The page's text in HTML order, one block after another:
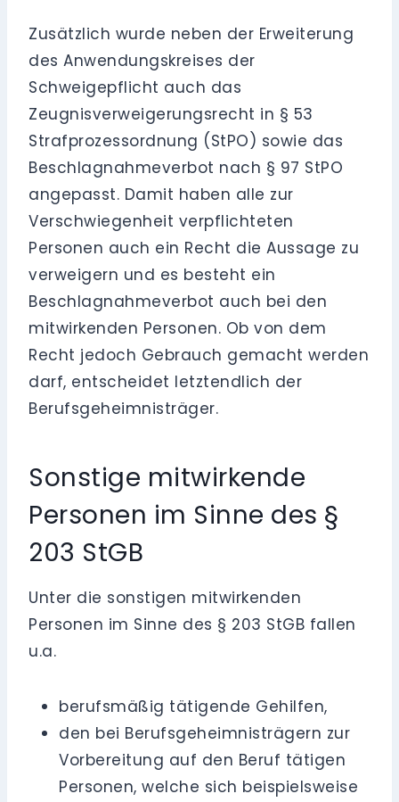
Zusätzlich wurde neben der Erweiterung
des Anwendungskreises der
Schweigepflicht auch das
Zeugnisverweigerungsrecht in § 53
Strafprozessordnung (StPO) sowie das
Beschlagnahmeverbot nach § 97 StPO
angepasst. Damit haben alle zur
Verschwiegenheit verpflichteten
Personen auch ein Recht die Aussage zu
verweigern und es besteht ein
Beschlagnahmeverbot auch bei den
mitwirkenden Personen. Ob von dem
Recht jedoch Gebrauch gemacht werden
darf, entscheidet letztendlich der
Berufsgeheimnisträger.
Sonstige mitwirkende
Personen im Sinne des §
203 StGB
Unter die sonstigen mitwirkenden
Personen im Sinne des § 203 StGB fallen
u.a.
berufsmäßig tätigende Gehilfen,
den bei Berufsgeheimnisträgern zur
Vorbereitung auf den Beruf tätigen
Personen, welche sich beispielsweise